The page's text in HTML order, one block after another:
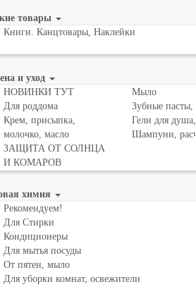
товары
Книги. Канцтовары, Наклейки
и уход
НОВИНКИ ТУТ
Для роддома
Крем, присыпка,
молочко, масло
ЗАЩИТА ОТ СОЛНЦА
И КОМАРОВ
Мыло
Зубные пасты,
Гели для
Шампуни,
химия
Рекомендуем!
Для Стирки
Кондиционеры
Для мытья посуды
От пятен, мыло
Для уборки комнат, освежители